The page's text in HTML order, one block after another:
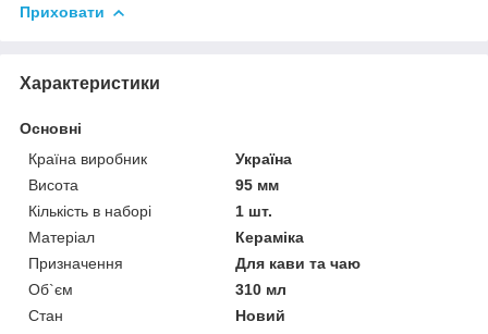
Приховати
Характеристики
Основні
Країна виробник
Україна
Висота
95 мм
Кількість в наборі
1 шт.
Матеріал
Кераміка
Призначення
Для кави та чаю
Об`єм
310 мл
Стан
Новий